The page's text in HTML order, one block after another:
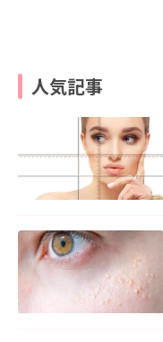
人気記事